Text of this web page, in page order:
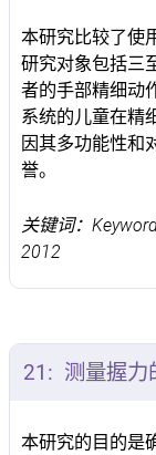
本研究比较了使
研究对象包括三
者的手部精细动
系统的儿童在精
因其多功能性和
誉。
关键词：
2012
21: 测量握力
本研究的目的是